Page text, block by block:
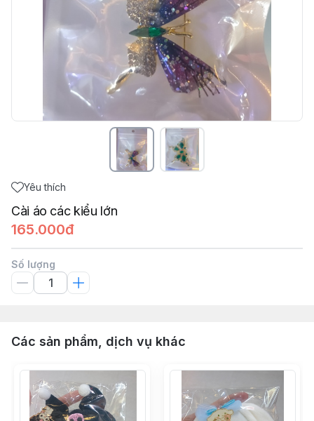
Yêu thích
Cài áo các kiểu lớn
165.000đ
Số lượng
Các sản phẩm, dịch vụ khác